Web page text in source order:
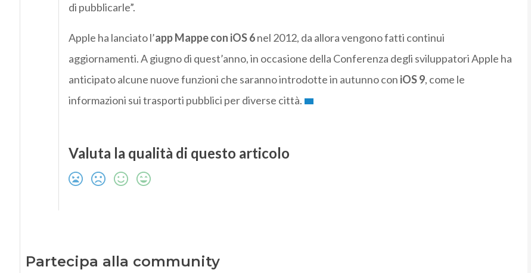
di pubblicarle”.
Apple ha lanciato l’app Mappe con iOS 6nel 2012, da allora vengono fatti continui
aggiornamenti. A giugno di quest’anno, in occasione della Conferenza degli sviluppatori Apple ha
anticipato alcune nuove funzioni che saranno introdotte in autunno con iOS 9, come le
informazioni sui trasporti pubblici per diverse città.
Valuta la qualità di questo articolo
Partecipa alla community